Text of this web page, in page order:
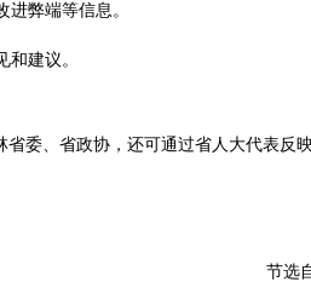
弊端等信息。
建议。
委、省政协，还可通过省人大代表反
节选